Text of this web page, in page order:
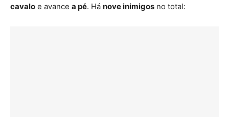
cavalo e avance a pé. Há nove inimigos no total: